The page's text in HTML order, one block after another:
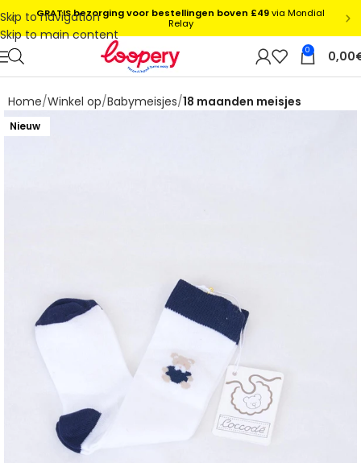
Skip to navigation
Skip to main content
0 0,00
Home Winkel op Babymeisjes 18 maanden meisjes
Nieuw